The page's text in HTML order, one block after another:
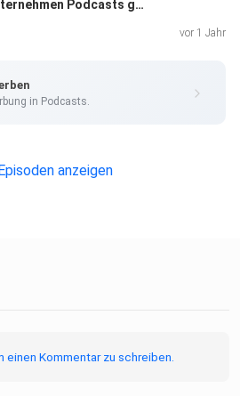
#13: Warum Unternehmen Podcasts ganzheitlich denken sollten
vor 1 Jahr
in Podcasts.
anzeigen
einen Kommentar zu schreiben.